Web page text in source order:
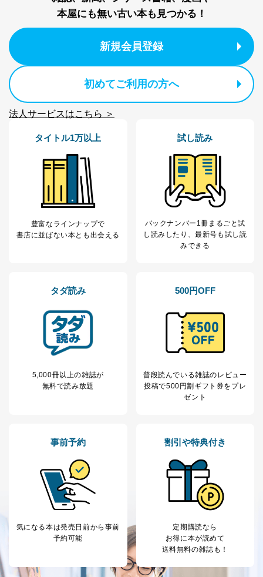
本屋にも無い古い本も見つかる！
新規会員登録
初めてご利用の方へ
法人サービスはこちら ＞
タイトル1万以上
豊富なラインナップで
書店に並ばない本とも出会える
試し読み
バックナンバー1冊まるごと試
し読み したり、最新号も試し読
みできる
タダ読み
5,000冊以上の雑誌が
無料で読み放題
500円OFF
普段読んでいる雑誌のレビュー
投稿で500円割ギフト券をプレ
ゼント
事前予約
気になる本は発売日前から事前
予約可能
割引や特典付き
定期購読なら
お得に本が読めて
送料無料の雑誌も！